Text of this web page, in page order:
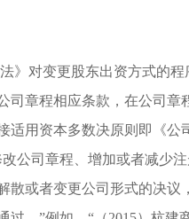
》对变更股东出资方式的程
司章程相应条款，在公司章
适用资本多数决原则即《公
公司章程、增加或者减少
散或者变更公司形式的决议